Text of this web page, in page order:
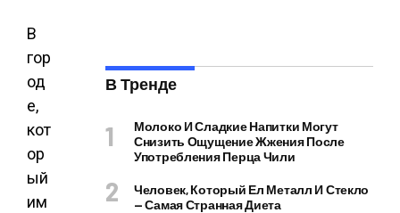
В
гор
од
е,
кот
ор
ый
им
В Тренде
Молоко И Сладкие Напитки Могут
Снизить Ощущение Жжения После
Употребления Перца Чили
Человек, Который Ел Металл И Стекло
— Самая Странная Диета